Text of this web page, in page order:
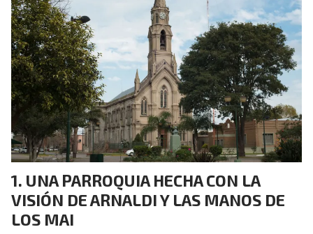
UNA PARROQUIA HECHA CON LA
VISIÓN DE ARNALDI Y LAS MANOS DE
LOS MAI